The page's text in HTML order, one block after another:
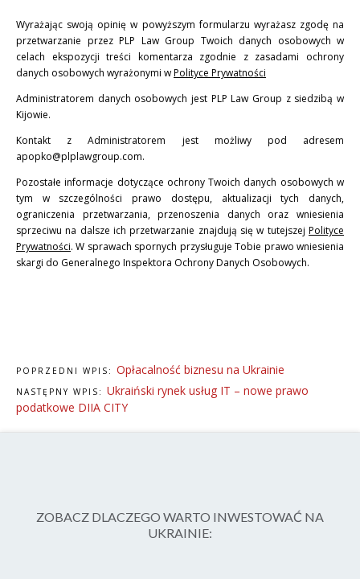
Wyrażając swoją opinię w powyższym formularzu wyrażasz zgodę na
przetwarzanie przez PLP Law Group Twoich danych osobowych w
celach ekspozycji treści komentarza zgodnie z zasadami ochrony
danych osobowych wyrażonymi wPolityce Prywatności
Administratorem danych osobowych jest PLP Law Group z siedzibą w
Kijowie.
Kontakt z Administratorem jest możliwy pod adresem
apopko@plplawgroup.com.
Pozostałe informacje dotyczące ochrony Twoich danych osobowych w
tym w szczególności prawo dostępu, aktualizacji tych danych,
ograniczenia przetwarzania, przenoszenia danych oraz wniesienia
sprzeciwu na dalsze ich przetwarzanie znajdują się w tutejszej Polityce
Prywatności. W sprawach spornych przysługuje Tobie prawo wniesienia
skargi do Generalnego Inspektora Ochrony Danych Osobowych.
POPRZEDNI WPIS: Opłacalność biznesu na Ukrainie
NASTĘPNY WPIS: Ukraiński rynek usług IT – nowe prawo
podatkowe DIIA CITY
ZOBACZ DLACZEGO WARTO INWESTOWAĆ NA
UKRAINIE: